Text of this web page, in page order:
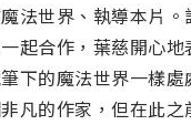
法世界、執導本片。
起合作，葉慈開心地
下的魔法世界一樣處
凡的作家，但在此之